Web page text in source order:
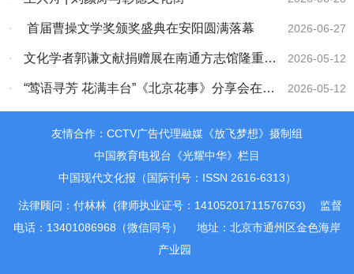
· 首届曹操文学奖颁奖盛典在安阳圆满落幕 2026-06-27
·
文化学者郭谦文献捐赠展在南通方志馆隆重举
2026-05-12
·
“莺语寻芳 花满丰台”《北京花事》分享会在京
举行
2026-05-12
友情合作：CCTV广告代理融媒《放飞梦想》摄制组
中国教育电视台《光耀中华》栏目
中国现代文化报（国际刊号：ISSN 2616-6313）
法律顾问：付林林 (律师执业证号：14105201711576763)
监督
电话：13401086968（微信同号）
地址：北京市通州区金色海岸
产业园